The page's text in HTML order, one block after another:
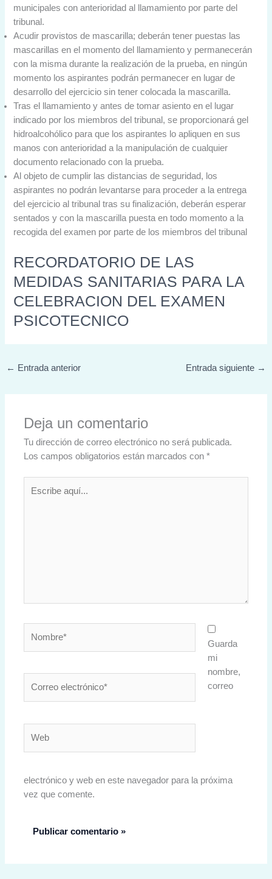
municipales con anterioridad al llamamiento por parte del
tribunal.
Acudir provistos de mascarilla; deberán tener puestas las
mascarillas en el momento del llamamiento y permanecerán
con la misma durante la realización de la prueba, en ningún
momento los aspirantes podrán permanecer en lugar de
desarrollo del ejercicio sin tener colocada la mascarilla.
Tras el llamamiento y antes de tomar asiento en el lugar
indicado por los miembros del tribunal, se proporcionará gel
hidroalcohólico para que los aspirantes lo apliquen en sus
manos con anterioridad a la manipulación de cualquier
documento relacionado con la prueba.
Al objeto de cumplir las distancias de seguridad, los
aspirantes no podrán levantarse para proceder a la entrega
del ejercicio al tribunal tras su finalización, deberán esperar
sentados y con la mascarilla puesta en todo momento a la
recogida del examen por parte de los miembros del tribunal
RECORDATORIO DE LAS
MEDIDAS SANITARIAS PARA LA
CELEBRACION DEL EXAMEN
PSICOTECNICO
← Entrada anterior Entrada siguiente →
Deja un comentario
Tu dirección de correo electrónico no será publicada.
Los campos obligatorios están marcados con*
aquí...
electrónico*
Guarda
mi
nombre,
correo
electrónico y web en este navegador para la próxima
vez que comente.